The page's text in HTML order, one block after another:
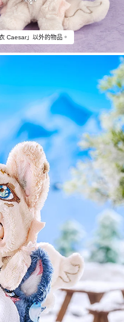
Caesar」以外的物品。